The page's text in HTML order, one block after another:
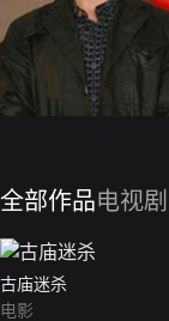
全部作品电视剧
古庙迷杀
电影